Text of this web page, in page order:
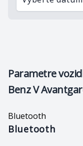
Parametre
Benz V
Bluetooth
Bluetooth